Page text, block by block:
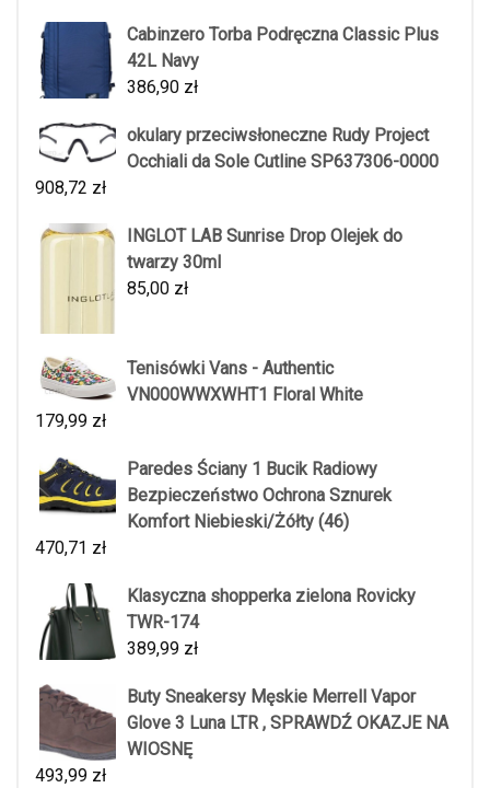
Cabinzero Torba Podręczna Classic Plus
42L Navy
386,90 zł
okulary przeciwsłoneczne Rudy Project
Occhiali da Sole Cutline SP637306-0000
908,72 zł
INGLOT LAB Sunrise Drop Olejek do
twarzy 30ml
85,00 zł
Tenisówki Vans - Authentic
VN000WWXWHT1 Floral White
179,99 zł
Paredes Ściany 1 Bucik Radiowy
Bezpieczeństwo Ochrona Sznurek
Komfort Niebieski/Żółty (46)
470,71 zł
Klasyczna shopperka zielona Rovicky
TWR-174
389,99 zł
Buty Sneakersy Męskie Merrell Vapor
Glove 3 Luna LTR , SPRAWDŹ OKAZJE NA
WIOSNĘ
493,99 zł